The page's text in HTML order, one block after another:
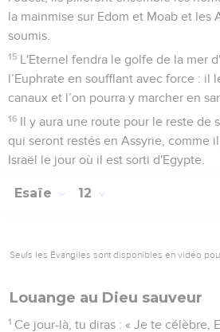
la mainmise sur Edom et Moab et les
soumis.
15 L'Eternel fendra le golfe de la mer
l’Euphrate en soufflant avec force : il
canaux et l’on pourra y marcher en
16 Il y aura une route pour le reste de
qui seront restés en Assyrie, comme
Israël le jour où il est sorti d'Egypte.
Esaïe 12
Seuls les Évangiles sont disponibles en vidéo
Louange au Dieu sauveur
1 Ce jour-là, tu diras : « Je te célèbre,